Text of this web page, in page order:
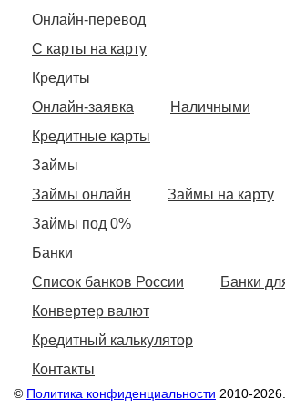
Онлайн-перевод
С карты на карту
Кредиты
Онлайн-заявка
Наличными
Кредитные карты
Займы
Займы онлайн
Займы на карту
Займы под 0%
Банки
Список банков России
Банки
Конвертер валют
Кредитный калькулятор
Контакты
© Политика конфиденциальности 2010-